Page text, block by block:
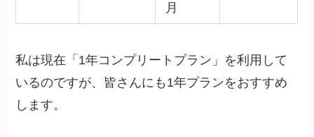
月
私は現在「1年コンプリートプラン」を利用して
いるのですが、皆さんにも1年プランをおすすめ
します。